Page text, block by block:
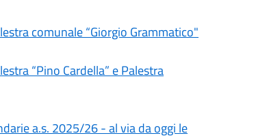
comunale “Giorgio Grammatico"
“Pino Cardella” e Palestra
a.s. 2025/26 - al via da oggi le